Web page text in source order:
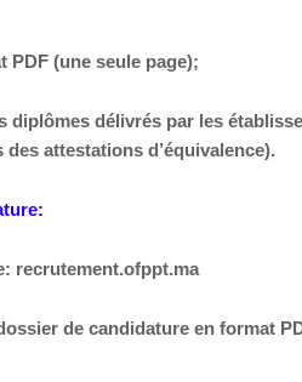
PDF (une seule page);
diplômes délivrés par les
attestations d’équivalence).
recrutement.ofppt.ma
de candidature en format